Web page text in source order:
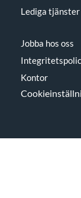
Lediga tjänster
Jobba hos oss
Kontor